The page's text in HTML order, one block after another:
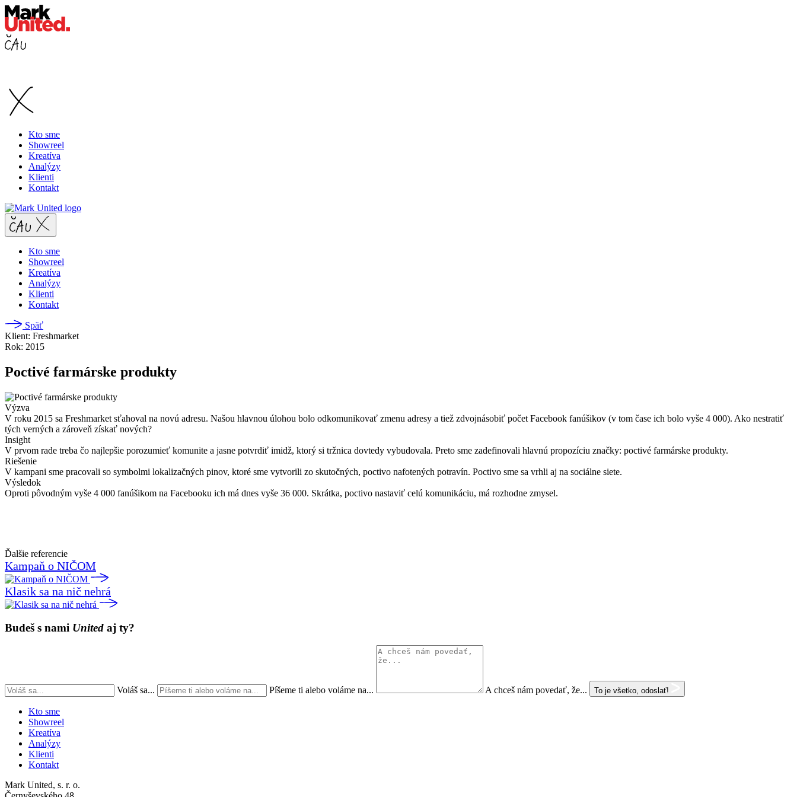
Kto sme
Showreel
Kreatíva
Analýzy
Klienti
Kontakt
Kto sme
Showreel
Kreatíva
Analýzy
Klienti
Kontakt
Späť
Klient: Freshmarket
Rok: 2015
Poctivé farmárske produkty
Výzva
V roku 2015 sa Freshmarket sťahoval na novú adresu. Našou hlavnou úlohou bolo odkomunikovať zmenu adresy a tiež zdvojnásobiť počet Facebook fanúšikov (v tom čase ich bolo vyše 4 000). Ako nestratiť
tých verných a zároveň získať nových?
Insight
V prvom rade treba čo najlepšie porozumieť komunite a jasne potvrdiť imidž, ktorý si tržnica dovtedy vybudovala. Preto sme zadefinovali hlavnú propozíciu značky: poctivé farmárske produkty.
Riešenie
V kampani sme pracovali so symbolmi lokalizačných pinov, ktoré sme vytvorili zo skutočných, poctivo nafotených potravín. Poctivo sme sa vrhli aj na sociálne siete.
Výsledok
Oproti pôvodným vyše 4 000 fanúšikom na Facebooku ich má dnes vyše 36 000. Skrátka, poctivo nastaviť celú komunikáciu, má rozhodne zmysel.
Ďalšie referencie
Kampaň o NIČOM
Klasik sa na nič nehrá
Budeš s nami United aj ty?
Voláš sa... Píšeme ti alebo voláme na... A chceš nám povedať, že... To je všetko, odoslať!
Kto sme
Showreel
Kreatíva
Analýzy
Klienti
Kontakt
Mark United, s. r. o.